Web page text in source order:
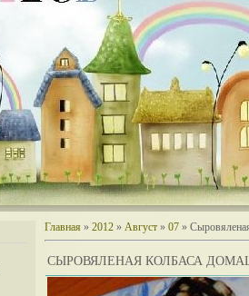
Главная » 2012 » Август » 07 »
СЫРОВЯЛЕНАЯ КОЛБАСА